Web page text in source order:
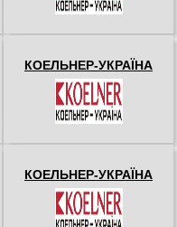
КОЕЛЬНЕР-УКРАЇНА
КОЕЛЬНЕР-УКРАЇНА